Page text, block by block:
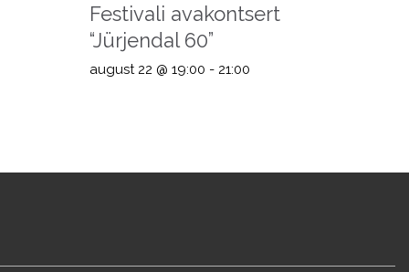
Festivali avakontsert
“Jürjendal 60”
august 22 @ 19:00 - 21:00